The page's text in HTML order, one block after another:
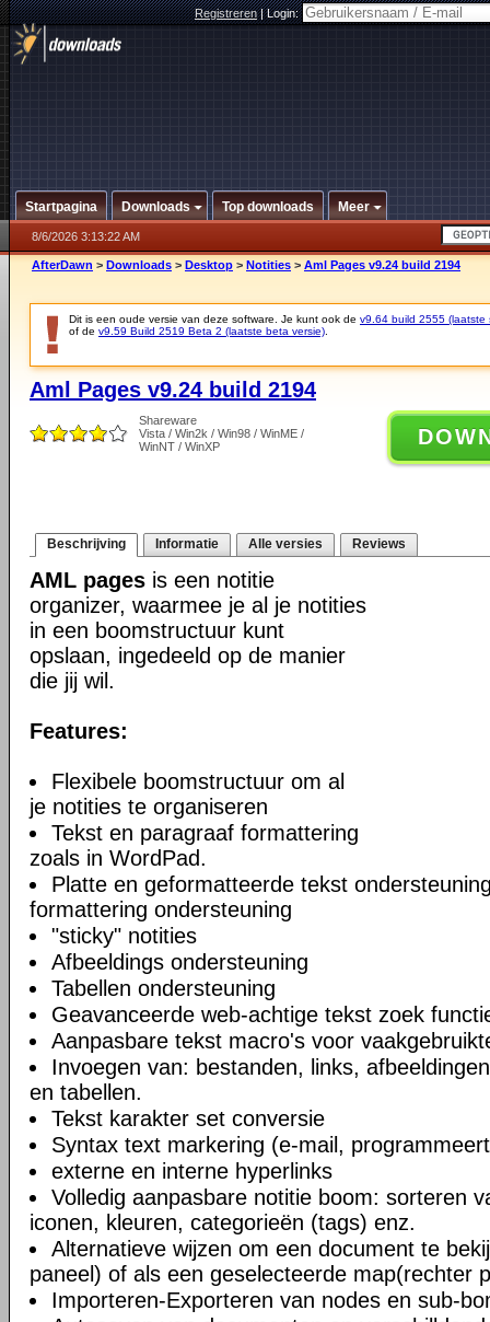
Registreren|Login:
Startpagina Downloads Top downloads Meer
8/6/2026 3:13:22 AM
AfterDawn > Downloads > Desktop > Notities > Aml Pages v9.24 build 2194
Dit is een oude versie van deze software. Je kunt ook de v9.64 build 2555 (laatste
of de v9.59 Build 2519 Beta 2 (laatste beta versie)
Aml Pages v9.24 build 2194
Shareware
Vista / Win2k / Win98 / WinME /
WinNT / WinXP
Beschrijving Informatie Alle versies Reviews
AML pages is een notitie
organizer, waarmee je al je notities
in een boomstructuur kunt
opslaan, ingedeeld op de manier
die jij wil.
Features:
Flexibele boomstructuur om al
je notities te organiseren
Tekst en paragraaf formattering
zoals in WordPad.
Platte en geformatteerde tekst
formattering ondersteuning
"sticky" notities
Afbeeldings ondersteuning
Tabellen ondersteuning
Geavanceerde web-achtige tekst zoek
Aanpasbare tekst macro's voor
Invoegen van: bestanden, links,
en tabellen.
Tekst karakter set conversie
Syntax text markering (e-mail,
externe en interne hyperlinks
Volledig aanpasbare notitie boom: sorteren
iconen, kleuren, categorieën (tags) enz.
Alternatieve wijzen om een document te
paneel) of als een geselecteerde map(rechter
Importeren-Exporteren van nodes en sub-